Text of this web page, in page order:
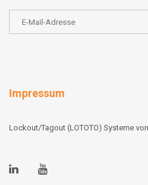
Impressum
Lockout/Tagout (LOTOTO) Systeme